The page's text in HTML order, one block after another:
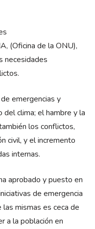
(Oficina de la ONU),
necesidades
emergencias y
clima; el hambre y la
los conflictos,
civil, y el incremento
internas.
aprobado y puesto en
de emergencia
las mismas es ceca de
a la población en